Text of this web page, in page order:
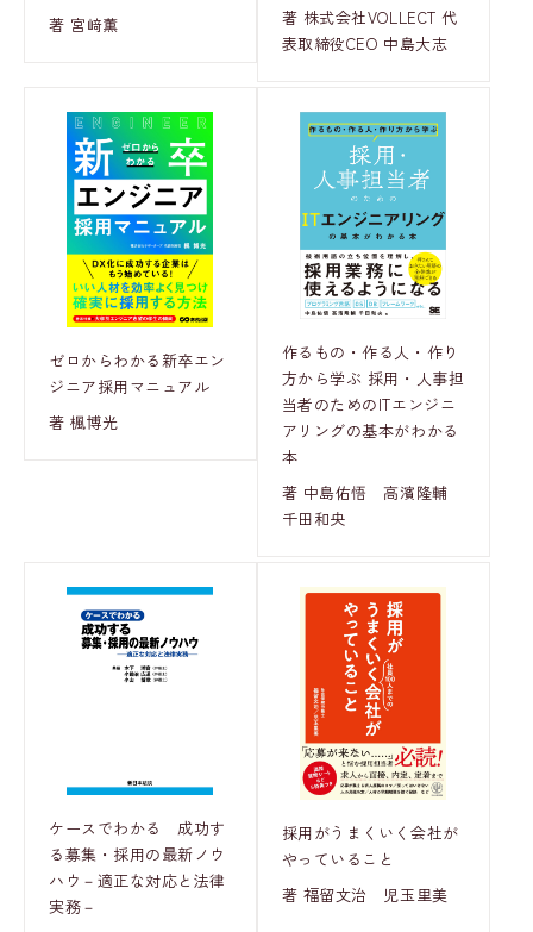
著 宮﨑薫
著 株式会社VOLLECT 代
表取締役CEO 中島大志
ゼロからわかる新卒エン
ジニア採用マニュアル
著 楓博光
作るもの・作る人・作り
方から学ぶ 採用・人事担
当者のためのITエンジニ
アリングの基本がわかる
本
著 中島佑悟 高濱隆輔
千田和央
ケースでわかる 成功す
る募集・採用の最新ノウ
ハウ－適正な対応と法律
実務－
採用がうまくいく会社が
やっていること
著 福留文治 児玉里美